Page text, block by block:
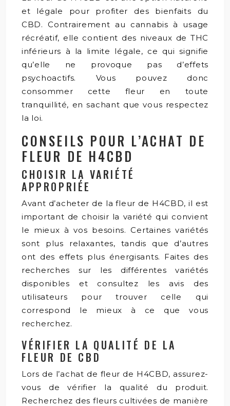
et légale pour profiter des bienfaits du
CBD. Contrairement au cannabis à usage
récréatif, elle contient des niveaux de THC
inférieurs à la limite légale, ce qui signifie
qu’elle ne provoque pas d’effets
psychoactifs. Vous pouvez donc
consommer cette fleur en toute
tranquillité, en sachant que vous respectez
la loi.
CONSEILS POUR L’ACHAT DE
FLEUR DE H4CBD
CHOISIR LA VARIÉTÉ
APPROPRIÉE
Avant d’acheter de la fleur de H4CBD, il est
important de choisir la variété qui convient
le mieux à vos besoins. Certaines variétés
sont plus relaxantes, tandis que d’autres
ont des effets plus énergisants. Faites des
recherches sur les différentes variétés
disponibles et consultez les avis des
utilisateurs pour trouver celle qui
correspond le mieux à ce que vous
recherchez.
VÉRIFIER LA QUALITÉ DE LA
FLEUR DE CBD
Lors de l’achat de fleur de H4CBD, assurez-
vous de vérifier la qualité du produit.
Recherchez des fleurs cultivées de manière